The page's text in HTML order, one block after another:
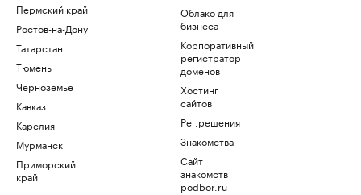
Пермский край
Ростов-на-Дону
Татарстан
Тюмень
Черноземье
Кавказ
Карелия
Мурманск
Приморский
край
Облако для
бизнеса
Корпоративный
регистратор
доменов
Хостинг
сайтов
Рег.решения
Знакомства
Сайт
знакомств
podbor.ru